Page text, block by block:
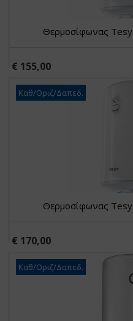
Θερμοσίφωνας
€ 155,00
Καθ/Οριζ/Δαπεδ.
Θερμοσίφωνας
€ 170,00
Καθ/Οριζ/Δαπεδ.